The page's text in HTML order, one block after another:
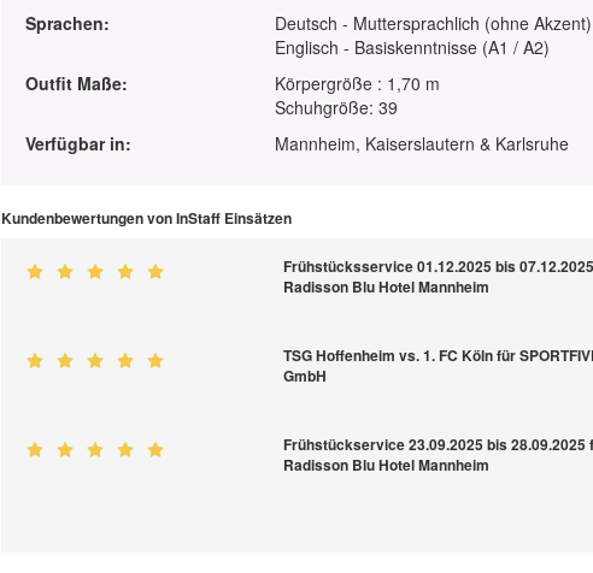
Sprachen:
Deutsch - Muttersprachlich (ohne Akzent)
Englisch - Basiskenntnisse (A1 / A2)
Outfit Maße:
Körpergröße : 1,70 m
Schuhgröße: 39
Verfügbar in:
Mannheim, Kaiserslautern & Karlsruhe
Kundenbewertungen von InStaff Einsätzen
Frühstücksservice 01.12.2025 bis
Radisson Blu Hotel Mannheim
TSG Hoffenheim vs. 1. FC Köln für
GmbH
Frühstückservice 23.09.2025 bis 28.09.2025
Radisson Blu Hotel Mannheim